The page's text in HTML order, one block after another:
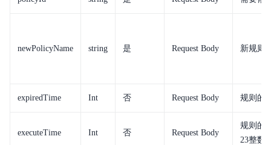
newPolicyName string 是 Request Body 新规则
expiredTime Int 否 Request Body 规则的
executeTime Int 否 Request Body
规则的
23整数